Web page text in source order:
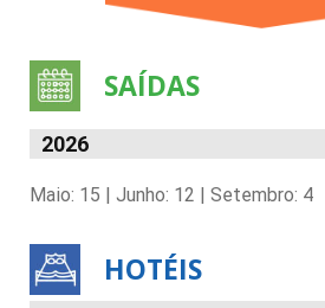
SAÍDAS
2026
Maio: 15 | Junho: 12 | Setembro: 4
HOTÉIS